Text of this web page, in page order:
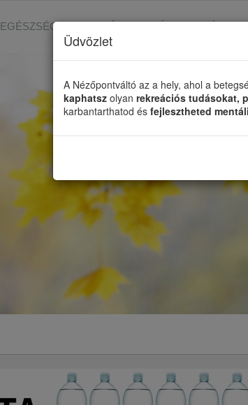
EGÉSZSÉGFEJLESZTÉS
Üdvözlet
A Nézőpontváltó az a hely, ahol a
kaphatsz olyan rekreációs tudásokat,
karbantarthatod és fejlesztheted